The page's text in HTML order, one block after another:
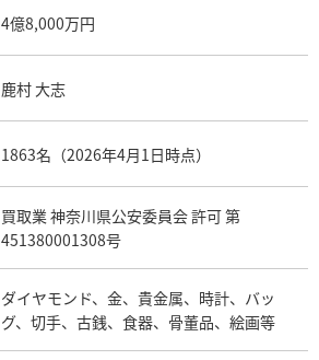
4億8,000万円
鹿村 大志
1863名（2026年4月1日時点）
買取業 神奈川県公安委員会 許可 第
451380001308号
ダイヤモンド、金、貴金属、時計、バッ
グ、切手、古銭、食器、骨董品、絵画等